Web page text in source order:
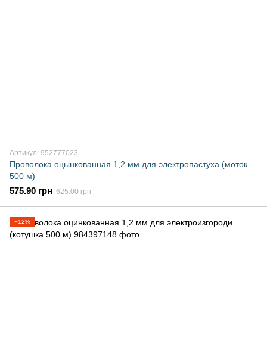
Артикул: 952777023
Проволока оцынкованная 1,2 мм для электропастуха (моток
500 м)
575.90 грн 625.00 грн
−12%